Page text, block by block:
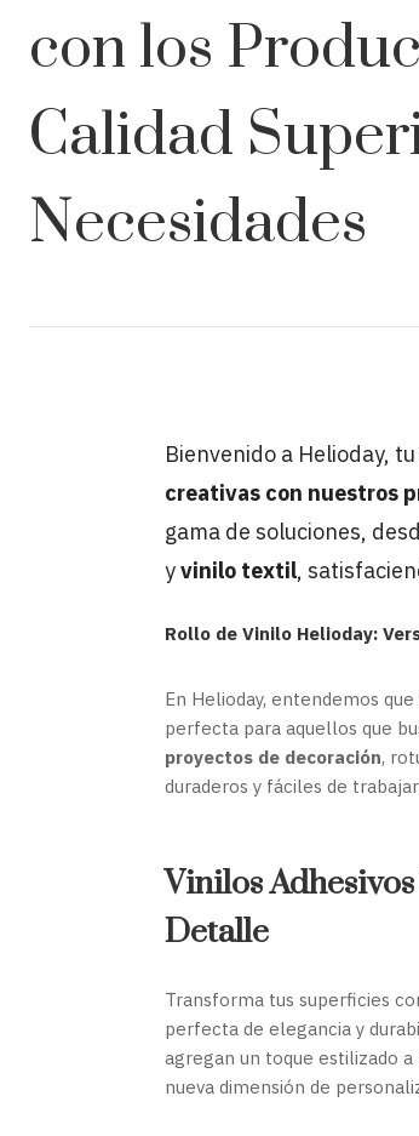
con los
Calidad
Necesidades
Bienvenido a Helioday,
creativas con nuestros
gama de soluciones,
yvinilo textil,
Rollo de Vinilo Helioday:
En Helioday, entendemos
perfecta para aquellos que
proyectos de decoración,
duraderos y fáciles de
Vinilos
Detalle
Transforma tus superficies
perfecta de elegancia y
agregan un toque estilizado
nueva dimensión de